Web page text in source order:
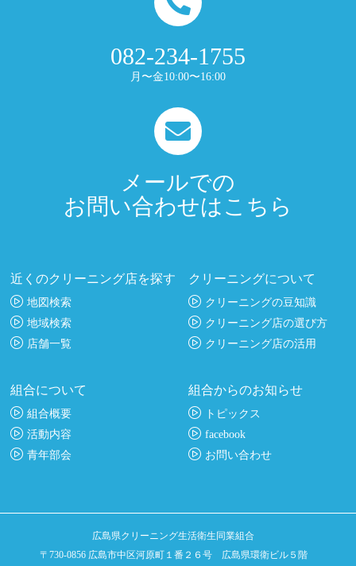
082-234-1755
月〜金10:00〜16:00
メールでの
お問い合わせはこちら
近くのクリーニング店を探す
地図検索
地域検索
店舗一覧
クリーニングについて
クリーニングの豆知識
クリーニング店の選び方
クリーニング店の活用
組合について
組合概要
活動内容
青年部会
組合からのお知らせ
トピックス
facebook
お問い合わせ
広島県クリーニング生活衛生同業組合
〒730-0856 広島市中区河原町１番２６号 広島県環衛ビル５階